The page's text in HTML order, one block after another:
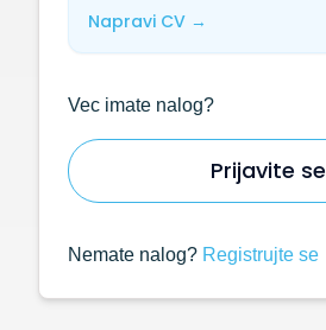
Napravi CV →
Vec imate nalog?
Prijavite se
Nemate nalog? Registrujte se